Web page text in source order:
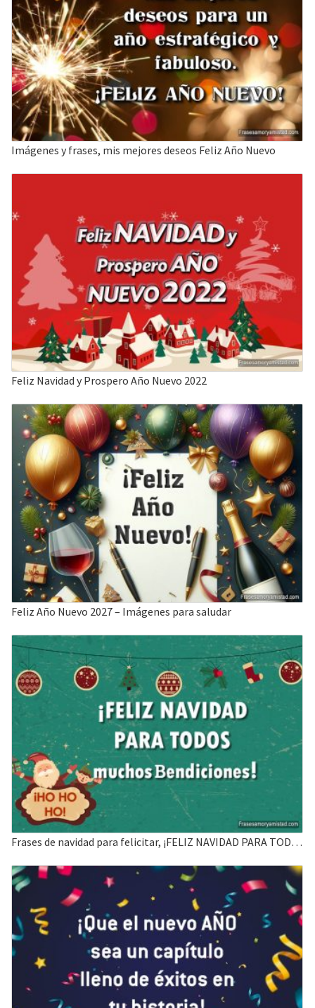
Imágenes y frases, mis mejores deseos Feliz Año Nuevo
Feliz Navidad y Prospero Año Nuevo 2022
Feliz Año Nuevo 2027 – Imágenes para saludar
Frases de navidad para felicitar, ¡FELIZ NAVIDAD PARA TODOS muchos Bendiciones!